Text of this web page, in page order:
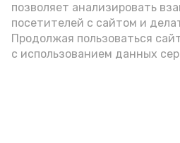
позволяет анализировать
посетителей с сайтом и
Продолжая пользоваться
с использованием данных